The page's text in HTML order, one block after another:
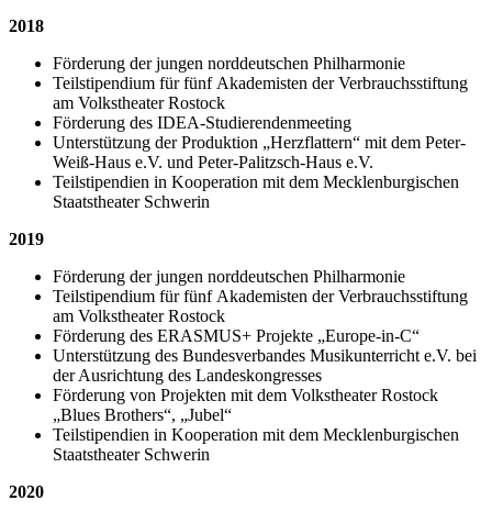
2018
Förderung der jungen norddeutschen Philharmonie
Teilstipendium für fünf Akademisten der Verbrauchsstiftung
am Volkstheater Rostock
Förderung des IDEA-Studierendenmeeting
Unterstützung der Produktion „Herzflattern“ mit dem Peter-
Weiß-Haus e.V. und Peter-Palitzsch-Haus e.V.
Teilstipendien in Kooperation mit dem Mecklenburgischen
Staatstheater Schwerin
2019
Förderung der jungen norddeutschen Philharmonie
Teilstipendium für fünf Akademisten der Verbrauchsstiftung
am Volkstheater Rostock
Förderung des ERASMUS+ Projekte „Europe-in-C“
Unterstützung des Bundesverbandes Musikunterricht e.V. bei
der Ausrichtung des Landeskongresses
Förderung von Projekten mit dem Volkstheater Rostock
„Blues Brothers“, „Jubel“
Teilstipendien in Kooperation mit dem Mecklenburgischen
Staatstheater Schwerin
2020